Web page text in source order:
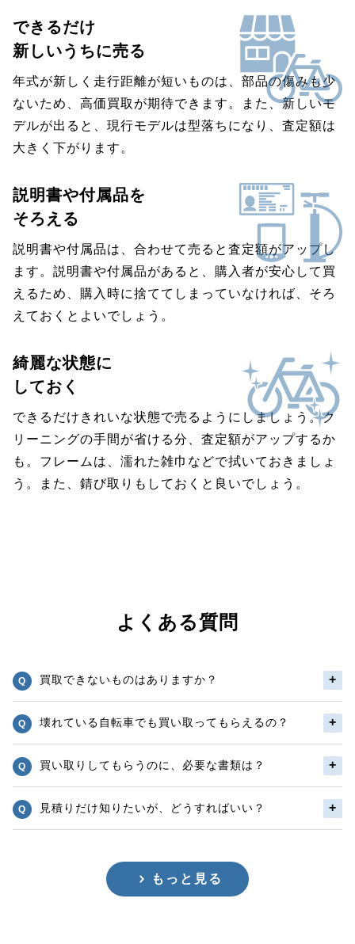
できるだけ
新しいうちに売る
年式が新しく走行距離が短いものは、部品の傷みも少
ないため、高価買取が期待できます。また、新しいモ
デルが出ると、現行モデルは型落ちになり、査定額は
大きく下がります。
説明書や付属品を
そろえる
説明書や付属品は、合わせて売ると査定額がアップし
ます。説明書や付属品があると、購入者が安心して買
えるため、購入時に捨ててしまっていなければ、そろ
えておくとよいでしょう。
綺麗な状態に
しておく
できるだけきれいな状態で売るようにしましょう。ク
リーニングの手間が省ける分、査定額がアップするか
も。フレームは、濡れた雑巾などで拭いておきましょ
う。また、錆び取りもしておくと良いでしょう。
よくある質問
買取できないものはありますか？
壊れている自転車でも買い取ってもらえるの？
買い取りしてもらうのに、必要な書類は？
見積りだけ知りたいが、どうすればいい？
もっと見る